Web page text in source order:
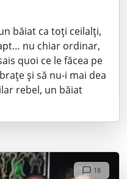
băiat ca toți ceilalți,
nu chiar ordinar,
quoi ce le făcea pe
și să nu-i mai dea
rebel, un băiat
18